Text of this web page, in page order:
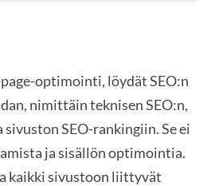
optimointi, löydät SEO:n
nimittäin teknisen SEO:n,
SEO-rankingiin. Se ei
ja sisällön optimointia.
kaikki sivustoon liittyvät